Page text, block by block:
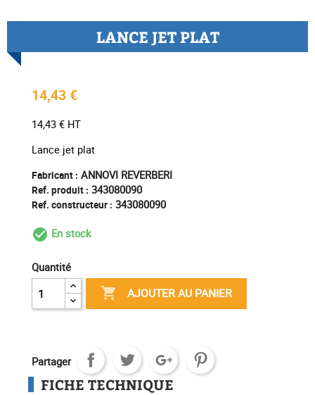
LANCE JET PLAT
14,43 €
14,43 € HT
Lance jet plat
Fabricant : ANNOVI REVERBERI
Ref. produit : 343080090
Ref. constructeur : 343080090
check_circle_outline
En stock
Quantité
 AJOUTER AU PANIER
Partager
FICHE TECHNIQUE